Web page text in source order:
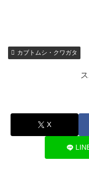
カブトムシ・クワガタ
X